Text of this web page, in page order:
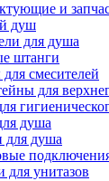
и
душ
для душа
штанги
смесителей
для
душа
душа
унитазов